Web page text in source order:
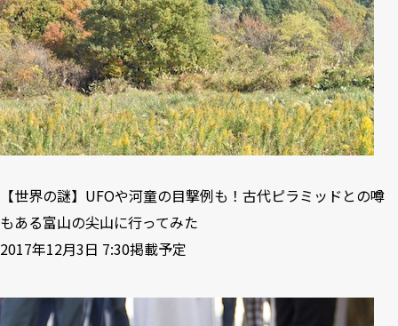
【世界の謎】UFOや河童の目撃例も！古代ピラミッドとの噂
もある富山の尖山に行ってみた
2017年12月3日 7:30掲載予定